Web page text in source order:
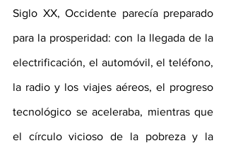
Siglo XX, Occidente parecía preparado
para la prosperidad: con la llegada de la
electrificación, el automóvil, el teléfono,
la radio y los viajes aéreos, el progreso
tecnológico se aceleraba, mientras que
el círculo vicioso de la pobreza y la